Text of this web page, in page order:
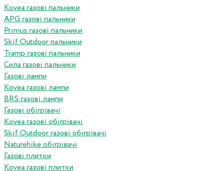
Kovea газові пальники
APG газові пальники
Primus газові пальники
Skif Outdoor пальники
Tramp газові пальники
Сила газові пальники
Газові лампи
Kovea газові лампи
BRS газові лампи
Газові обігрівачі
Kovea газові обігрівачі
Skif Outdoor газові обігрівачі
Naturehike обігрівачі
Газові плитки
Kovea газові плитки